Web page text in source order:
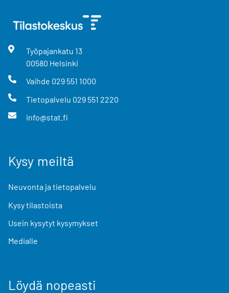
Työpajankatu 13
00580 Helsinki
Vaihde 029 551 1000
Tietopalvelu 029 551 2220
info@stat.fi
Kysy meiltä
Neuvonta ja tietopalvelu
Kysy tilastoista
Usein kysytyt kysymykset
Medialle
Löydä nopeasti